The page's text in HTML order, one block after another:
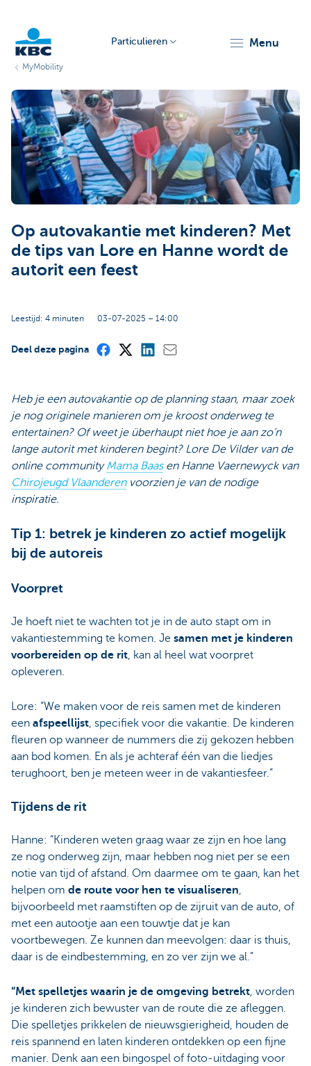
Particulieren
Particulieren menu
MyMobility
Op autovakantie met kinderen? Met
de tips van Lore en Hanne wordt de
autorit een feest
Leestijd: 4 minuten 03-07-2025 – 14:00
Deel deze pagina
Heb je een autovakantie op de planning staan, maar zoek
je nog originele manieren om je kroost onderweg te
entertainen? Of weet je überhaupt niet hoe je aan zo’n
lange autorit met kinderen begint? Lore De Vilder van de
online communityMama Baasen Hanne Vaernewyck van
Chirojeugd Vlaanderenvoorzien je van de nodige
inspiratie.
Tip 1: betrek je kinderen zo actief mogelijk
bij de autoreis
Voorpret
Je hoeft niet te wachten tot je in de auto stapt om in
vakantiestemming te komen. Je samen met je kinderen
voorbereiden op de rit, kan al heel wat voorpret
opleveren.
Lore: “We maken voor de reis samen met de kinderen
een afspeellijst, specifiek voor die vakantie. De kinderen
fleuren op wanneer de nummers die zij gekozen hebben
aan bod komen. En als je achteraf één van die liedjes
terughoort, ben je meteen weer in de vakantiesfeer.”
Tijdens de rit
Hanne: “Kinderen weten graag waar ze zijn en hoe lang
ze nog onderweg zijn, maar hebben nog niet per se een
notie van tijd of afstand. Om daarmee om te gaan, kan het
helpen om de route voor hen te visualiseren,
bijvoorbeeld met raamstiften op de zijruit van de auto, of
met een autootje aan een touwtje dat je kan
voortbewegen. Ze kunnen dan meevolgen: daar is thuis,
daar is de eindbestemming, en zo ver zijn we al.”
“Met spelletjes waarin je de omgeving betrekt, worden
je kinderen zich bewuster van de route die ze afleggen.
Die spelletjes prikkelen de nieuwsgierigheid, houden de
reis spannend en laten kinderen ontdekken op een fijne
manier. Denk aan een bingospel of foto-uitdaging voor